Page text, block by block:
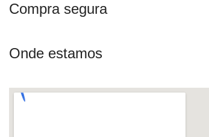
Compra segura
Onde estamos